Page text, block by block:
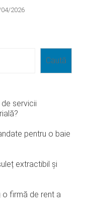
2026
Caută
servicii
pentru o baie
extractibil și
o firmă de rent a